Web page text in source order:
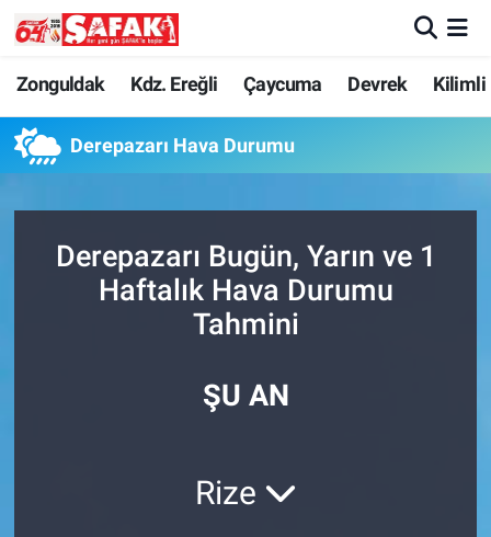
Zonguldak Kdz. Ereğli Çaycuma Devrek Kilimli
Derepazarı Hava Durumu
Derepazarı Bugün, Yarın ve 1
Haftalık Hava Durumu
Tahmini
ŞU AN
Rize
Zonguldak
Kdz. Ereğli
Devrek
Kilimli
Zonguldak Nöbetçi Eczaneler
Zonguldak Hava Durumu
Zonguldak Trafik Yoğunluk Haritası
Süper Lig Puan Durumu ve Fikstür
Son Dakika Haberleri